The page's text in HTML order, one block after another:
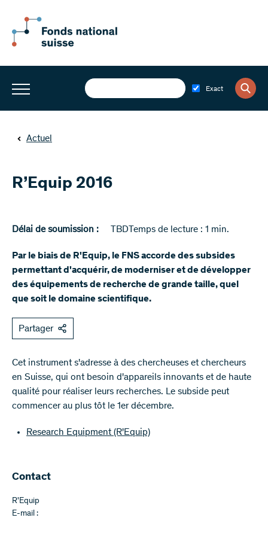
Exact
Actuel
R’Equip 2016
Délai de soumission : TBD Temps de lecture : 1 min.
Par le biais de R'Equip, le FNS accorde des subsides
permettant d'acquérir, de moderniser et de développer
des équipements de recherche de grande taille, quel
que soit le domaine scientifique.
Partager
​Cet instrument s'adresse à des chercheuses et chercheurs
en Suisse, qui ont besoin d'appareils innovants et de haute
qualité pour réaliser leurs recherches. Le subside peut
commencer au plus tôt le 1er décembre.
Research Equipment (R'Equip)
Contact
R'Equip
E-mail :